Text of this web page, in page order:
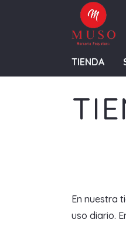
TIENDA
En nuestra
uso diario.